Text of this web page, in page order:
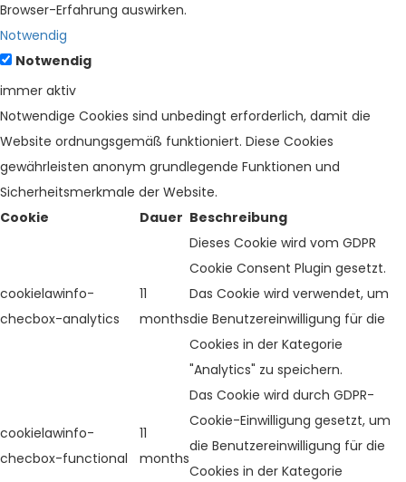
Browser-Erfahrung auswirken.
Notwendig
Notwendig
immer aktiv
Notwendige Cookies sind unbedingt erforderlich, damit die
Website ordnungsgemäß funktioniert. Diese Cookies
gewährleisten anonym grundlegende Funktionen und
Sicherheitsmerkmale der Website.
Cookie
Dauer Beschreibung
cookielawinfo-
checbox-analytics
11
months
Dieses Cookie wird vom GDPR
Cookie Consent Plugin gesetzt.
Das Cookie wird verwendet, um
die Benutzereinwilligung für die
Cookies in der Kategorie
"Analytics" zu speichern.
cookielawinfo-
checbox-functional
11
months
Das Cookie wird durch GDPR-
Cookie-Einwilligung gesetzt, um
die Benutzereinwilligung für die
Cookies in der Kategorie